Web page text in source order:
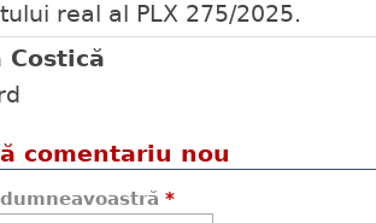
real al PLX 275/2025.
comentariu nou
*